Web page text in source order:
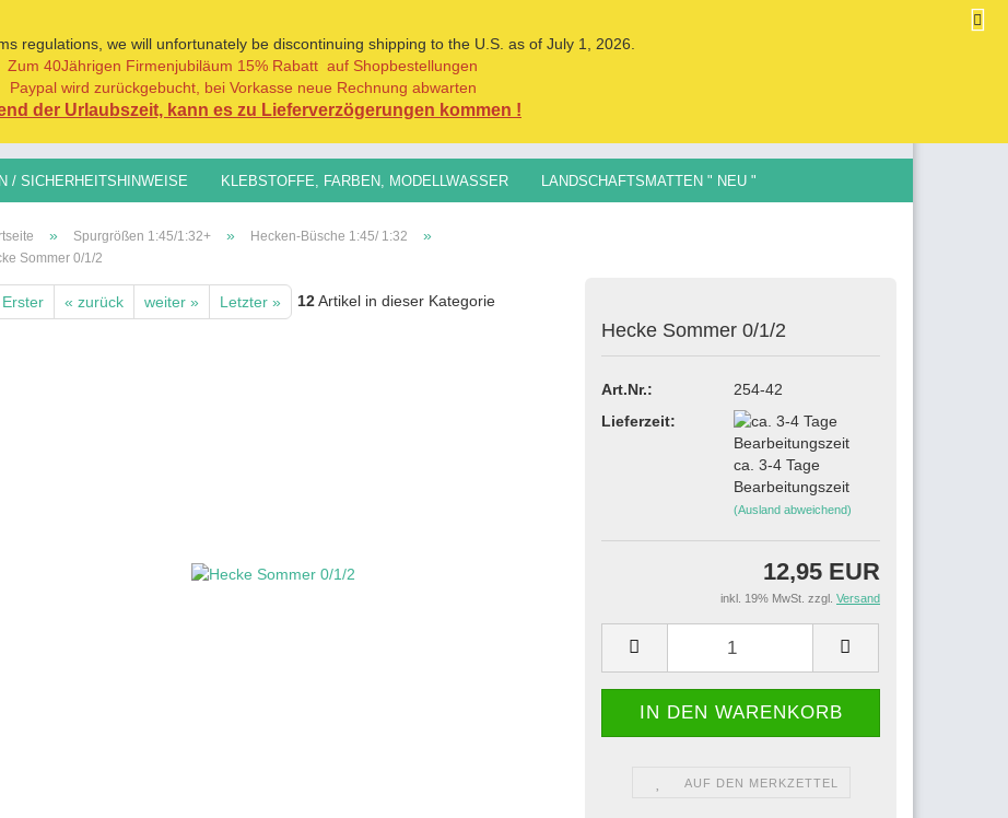
Sprache auswählen
regulations, we will unfortunately be discontinuing shipping to the U.S. as of July 1, 2026.
Zum 40Jährigen Firmenjubiläum 15% Rabatt auf Shopbestellungen
Paypal wird zurückgebucht, bei Vorkasse neue Rechnung abwarten
der Urlaubszeit, kann es zu Lieferverzögerungen kommen !
/ SICHERHEITSHINWEISE KLEBSTOFFE, FARBEN, MODELLWASSER LANDSCHAFTSMATTEN " NEU "
H0,TT, N, Z
» Spurgrößen 1:45/1:32+ » Hecken-Büsche 1:45/ 1:32 »
Sommer 0/1/2
« zurück weiter » Letzter » 12Artikel in dieser Kategorie
Hecke Sommer 0/1/2
Art.Nr.:
254-42
Lieferzeit:
ca. 3-4 Tage
Bearbeitungszeit
(Ausland abweichend)
12,95 EUR
inkl. 19% MwSt. zzgl. Versand
AUF DEN MERKZETTEL